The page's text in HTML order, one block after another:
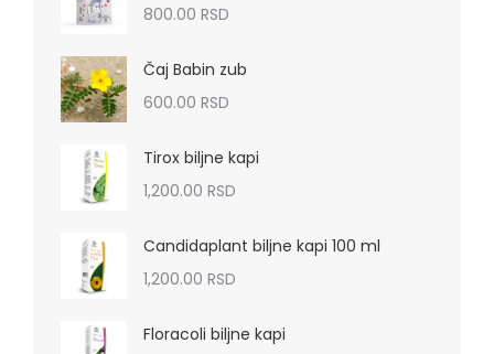
800.00 RSD
Čaj Babin zub
600.00 RSD
Tirox biljne kapi
1,200.00 RSD
Candidaplant biljne kapi 100 ml
1,200.00 RSD
Floracoli biljne kapi